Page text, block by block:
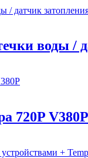
воды /
720P V380P